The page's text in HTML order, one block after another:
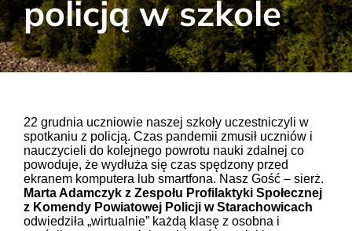
Aktualności
Kontakt
Szukaj:
policją w szkole
22 grudnia uczniowie naszej szkoły uczestniczyli w
spotkaniu z policją. Czas pandemii zmusił uczniów i
nauczycieli do kolejnego powrotu nauki zdalnej co
powoduje, że wydłuża się czas spędzony przed
ekranem komputera lub smartfona. Nasz Gość – sierż.
Marta Adamczyk z Zespołu Profilaktyki Społecznej
z Komendy Powiatowej Policji w Starachowicach
odwiedziła „wirtualnie” każdą klasę z osobna i